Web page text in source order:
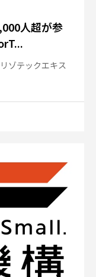
人超が参
ゾテックエキス